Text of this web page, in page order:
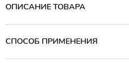
ОПИСАНИЕ ТОВАРА
Средство для тела с пробиотиками
восполняет недостаток влаги в
поддерживать здоровую микробиоту
СПОСОБ ПРИМЕНЕНИЯ
Способ применения: